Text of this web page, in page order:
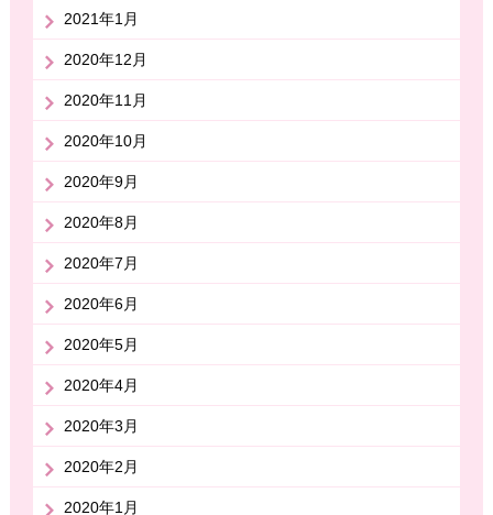
2021年1月
2020年12月
2020年11月
2020年10月
2020年9月
2020年8月
2020年7月
2020年6月
2020年5月
2020年4月
2020年3月
2020年2月
2020年1月